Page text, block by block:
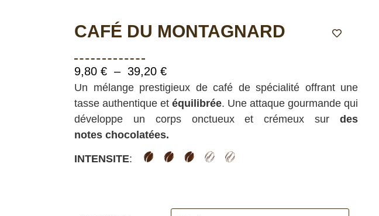
CAFÉ DU MONTAGNARD
9,80 € – 39,20 €
Un mélange prestigieux de café de spécialité offrant une
tasse authentique et équilibrée. Une attaque gourmande qui
développe un corps onctueux et crémeux sur des
notes chocolatées.
INTENSITE: